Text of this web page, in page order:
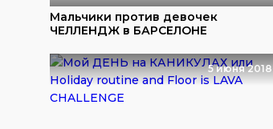
Мальчики против девочек
ЧЕЛЛЕНДЖ в БАРСЕЛОНЕ
5 июня 2018